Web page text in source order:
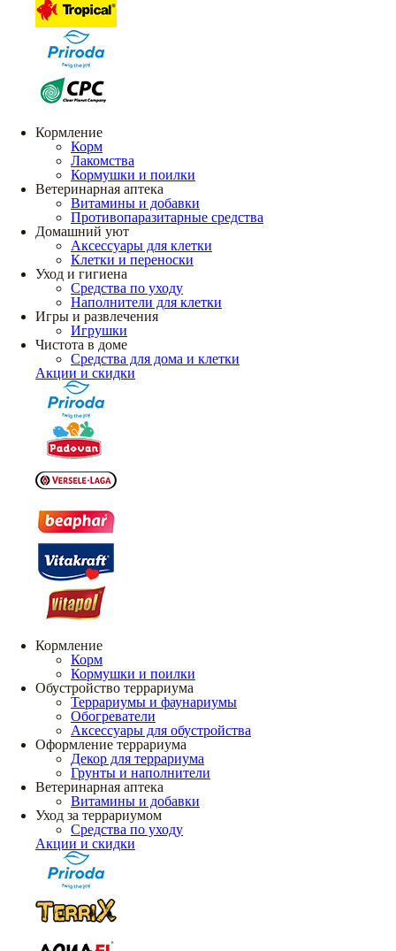
Кормление
Корм
Лакомства
Кормушки и поилки
Ветеринарная аптека
Витамины и добавки
Противопаразитарные средства
Домашний уют
Аксессуары для клетки
Клетки и переноски
Уход и гигиена
Средства по уходу
Наполнители для клетки
Игры и развлечения
Игрушки
Чистота в доме
Средства для дома и клетки
Акции и скидки
Кормление
Корм
Кормушки и поилки
Обустройство террариума
Террариумы и фаунариумы
Обогреватели
Аксессуары для обустройства
Оформление террариума
Декор для террариума
Грунты и наполнители
Ветеринарная аптека
Витамины и добавки
Уход за террариумом
Средства по уходу
Акции и скидки